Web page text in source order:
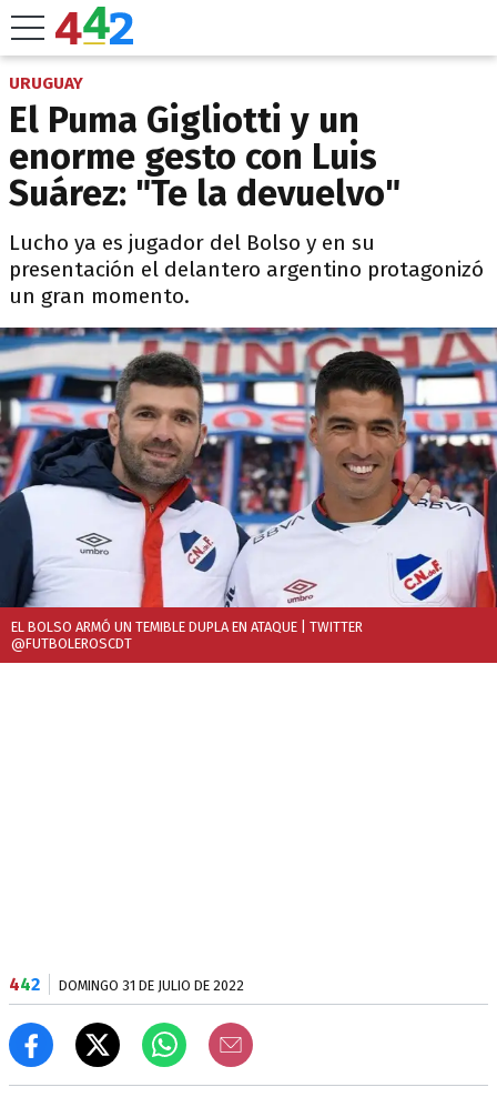
URUGUAY
El Puma Gigliotti y un
enorme gesto con Luis
Suárez: "Te la devuelvo"
Lucho ya es jugador del Bolso y en su
presentación el delantero argentino protagonizó
un gran momento.
EL BOLSO ARMÓ UN TEMIBLE DUPLA EN ATAQUE | TWITTER
@FUTBOLEROSCDT
442 DOMINGO 31 DE JULIO DE 2022